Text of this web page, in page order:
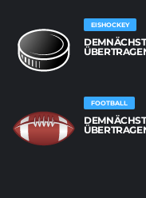
EISHOCKEY
FOOTBALL